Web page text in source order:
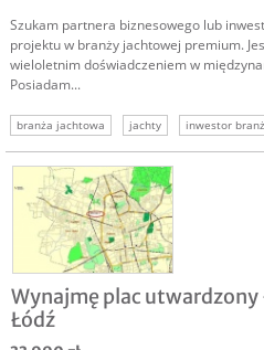
Szukam partnera biznesowego lub
projektu w branży jachtowej premium.
wieloletnim doświadczeniem w
Posiadam...
branża jachtowa jachty inwestor
szukam kapitału
Wynajmę plac
Łódź